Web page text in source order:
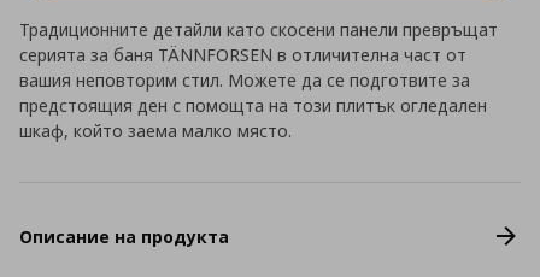
Традиционните детайли като скосени панели превръщат
серията за баня TÄNNFORSEN в отличителна част от
вашия неповторим стил. Можете да се подготвите за
предстоящия ден с помощта на този плитък огледален
шкаф, който заема малко място.
Описание на продукта